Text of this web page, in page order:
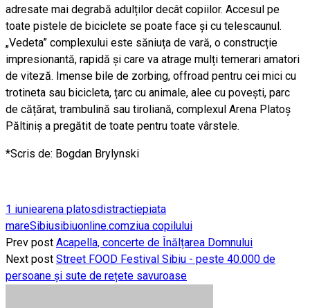
adresate mai degrabă adulților decât copiilor. Accesul pe
toate pistele de biciclete se poate face și cu telescaunul.
„Vedeta” complexului este săniuța de vară, o construcție
impresionantă, rapidă și care va atrage mulți temerari amatori
de viteză. Imense bile de zorbing, offroad pentru cei mici cu
trotineta sau bicicleta, țarc cu animale, alee cu povești, parc
de cățărat, trambulină sau tiroliană, complexul Arena Platoș
Păltiniș a pregătit de toate pentru toate vârstele.
*Scris de: Bogdan Brylynski
1 iuniearena platosdistractiepiata
mareSibiusibiuonline.comziua copilului
Prev post Acapella, concerte de Înălțarea Domnului
Next post Street FOOD Festival Sibiu - peste 40.000 de
persoane și sute de rețete savuroase